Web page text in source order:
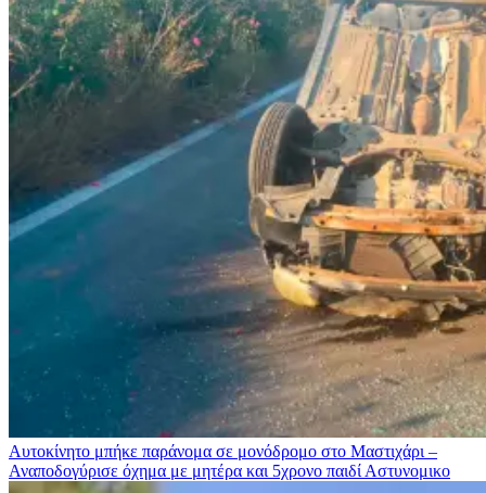
Αυτοκίνητο μπήκε παράνομα σε μονόδρομο στο Μαστιχάρι –
Αναποδογύρισε όχημα με μητέρα και 5χρονο παιδί Αστυνομικο